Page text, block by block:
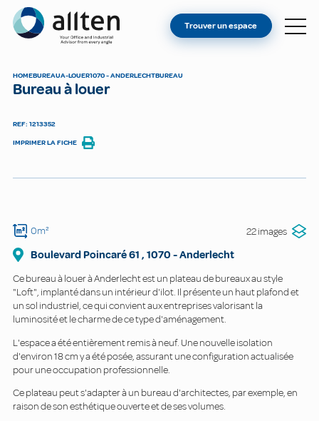
Allten
TROUVER UN ESPACE
Trouver un espace
HOMEBUREAUA-LOUER1070 - ANDERLECHTBUREAU
Bureau à louer
REF: 1213352
IMPRIMER LA FICHE
0m² 22 images
Boulevard Poincaré 61 , 1070 -Anderlecht
Ce bureau à louer à Anderlecht est un plateau de bureaux au style
"Loft", implanté dans un intérieur d'ilot. Il présente un haut plafond et
un sol industriel, ce qui convient aux entreprises valorisant la
luminosité et le charme de ce type d'aménagement.
L'espace a été entièrement remis à neuf. Une nouvelle isolation
d'environ 18 cm y a été posée, assurant une configuration actualisée
pour une occupation professionnelle.
Ce plateau peut s'adapter à un bureau d'architectes, par exemple, en
raison de son esthétique ouverte et de ses volumes.